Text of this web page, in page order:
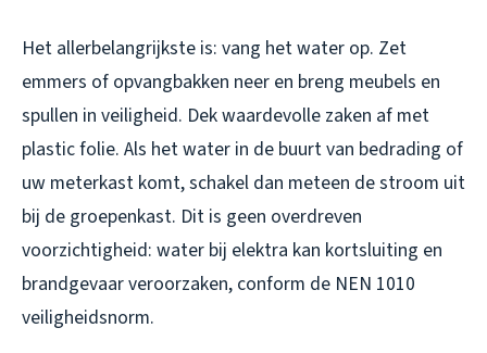
Het allerbelangrijkste is: vang het water op. Zet
emmers of opvangbakken neer en breng meubels en
spullen in veiligheid. Dek waardevolle zaken af met
plastic folie. Als het water in de buurt van bedrading of
uw meterkast komt, schakel dan meteen de stroom uit
bij de groepenkast. Dit is geen overdreven
voorzichtigheid: water bij elektra kan kortsluiting en
brandgevaar veroorzaken, conform de NEN 1010
veiligheidsnorm.